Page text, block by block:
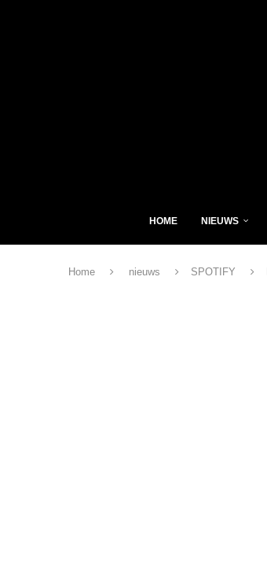
HOME NIEUWS
Home nieuws SPOTIFY